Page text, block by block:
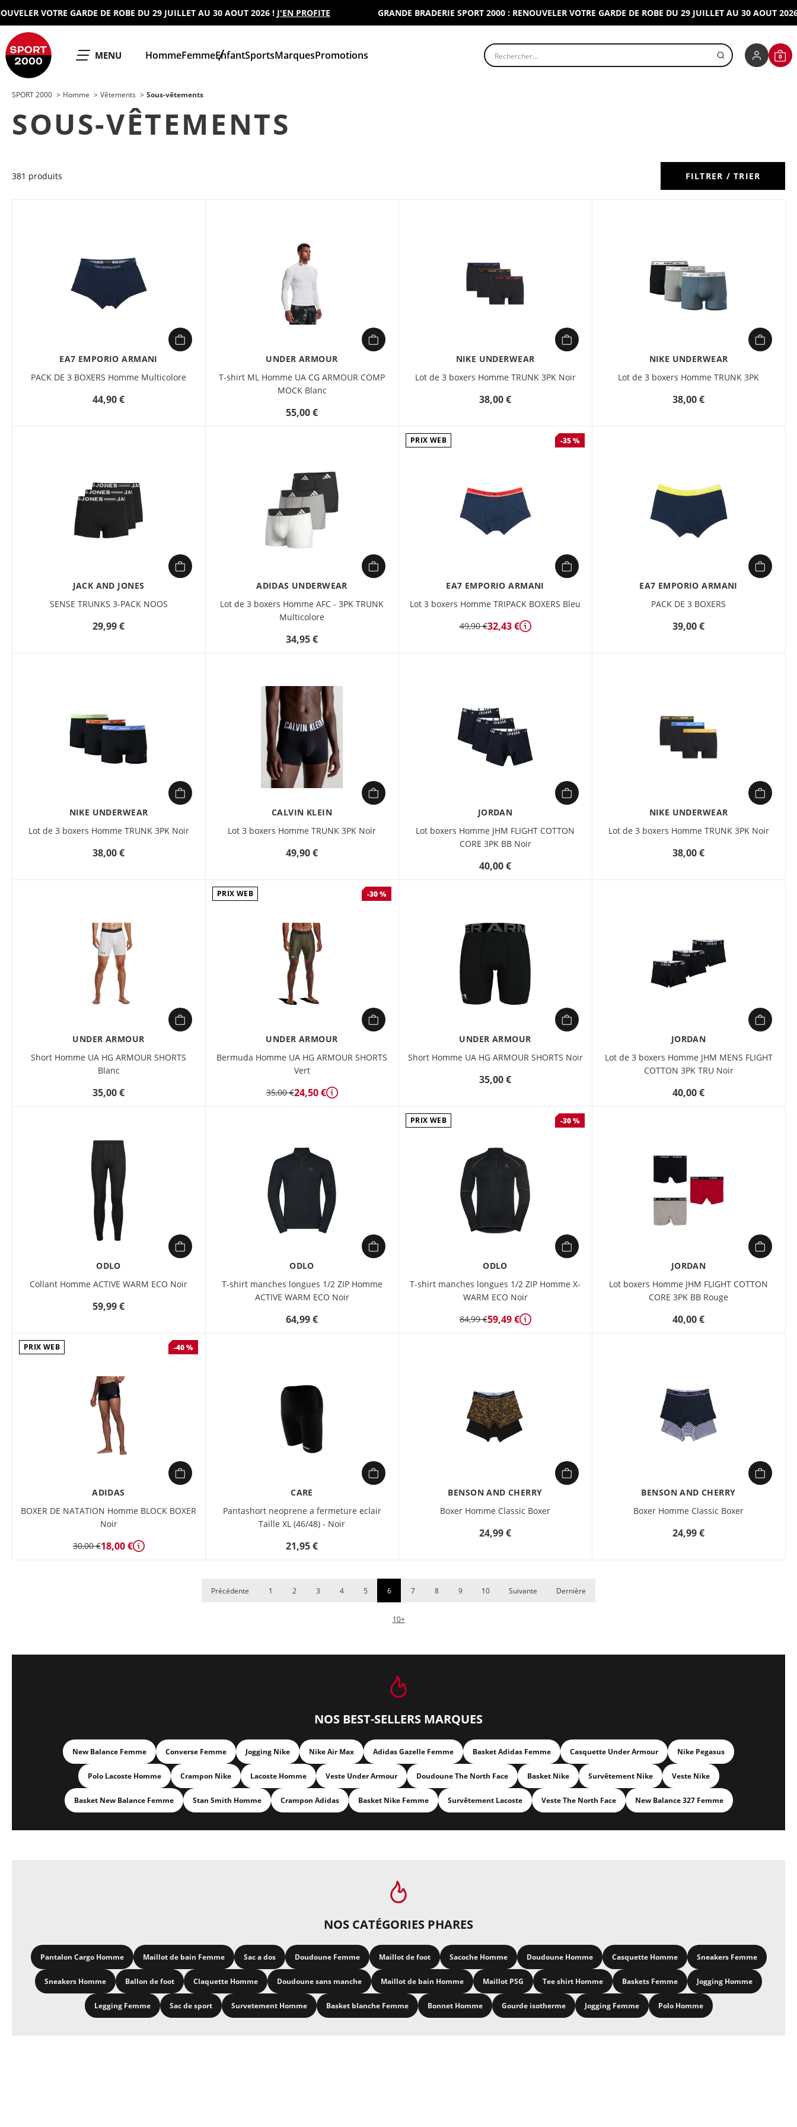
VOTRE GARDE DE ROBE DU 29 JUILLET AU 30 AOUT 2026 !J'EN PROFITE GRANDE BRADERIE SPORT 2000 : RENOUVELER VOTRE GARDE DE ROBE DU 29 JUILLET AU 30 AOUT 2026 !
OUVRIR LE
MENU HommeFemmeEnfantSportsMarquesPromotions Rechercher un produit
CONNEXION
0
SPORT 2000 Homme Vêtements Sous-vêtements
SOUS-VÊTEMENTS
381 produits FILTRER / TRIER
EA7 EMPORIO ARMANI
PACK DE 3 BOXERS Homme Multicolore
44,90 €
UNDER ARMOUR
T-shirt ML Homme UA CG ARMOUR COMP
MOCK Blanc
55,00 €
NIKE UNDERWEAR
Lot de 3 boxers Homme TRUNK 3PK Noir
38,00 €
NIKE UNDERWEAR
Lot de 3 boxers Homme TRUNK 3PK
38,00 €
JACK AND JONES
SENSE TRUNKS 3-PACK NOOS
29,99 €
ADIDAS UNDERWEAR
Lot de 3 boxers Homme AFC - 3PK TRUNK
Multicolore
34,95 €
PRIX WEB -35 %
EA7 EMPORIO ARMANI
Lot 3 boxers Homme TRIPACK BOXERS Bleu
49,90 €32,43 € Détails
EA7 EMPORIO ARMANI
PACK DE 3 BOXERS
39,00 €
NIKE UNDERWEAR
Lot de 3 boxers Homme TRUNK 3PK Noir
38,00 €
CALVIN KLEIN
Lot 3 boxers Homme TRUNK 3PK Noir
49,90 €
JORDAN
Lot boxers Homme JHM FLIGHT COTTON
CORE 3PK BB Noir
40,00 €
NIKE UNDERWEAR
Lot de 3 boxers Homme TRUNK 3PK Noir
38,00 €
UNDER ARMOUR
Short Homme UA HG ARMOUR SHORTS
Blanc
35,00 €
PRIX WEB -30 %
UNDER ARMOUR
Bermuda Homme UA HG ARMOUR SHORTS
Vert
35,00 €24,50 € Détails
UNDER ARMOUR
Short Homme UA HG ARMOUR SHORTS Noir
35,00 €
JORDAN
Lot de 3 boxers Homme JHM MENS FLIGHT
COTTON 3PK TRU Noir
40,00 €
ODLO
Collant Homme ACTIVE WARM ECO Noir
59,99 €
ODLO
T-shirt manches longues 1/2 ZIP Homme
ACTIVE WARM ECO Noir
64,99 €
PRIX WEB -30 %
ODLO
T-shirt manches longues 1/2 ZIP Homme X-
WARM ECO Noir
84,99 €59,49 € Détails
JORDAN
Lot boxers Homme JHM FLIGHT COTTON
CORE 3PK BB Rouge
40,00 €
PRIX WEB -40 %
ADIDAS
BOXER DE NATATION Homme BLOCK BOXER
Noir
30,00 €18,00 € Détails
CARE
Pantashort neoprene a fermeture eclair
Taille XL (46/48) - Noir
21,95 €
BENSON AND CHERRY
Boxer Homme Classic Boxer
24,99 €
BENSON AND CHERRY
Boxer Homme Classic Boxer
24,99 €
Précédente 1 2 3 4 5 6 7 8 9 10 Suivante Dernière
10+
NOS BEST-SELLERS MARQUES
New Balance Femme Converse Femme Jogging Nike Nike Air Max Adidas Gazelle Femme Basket Adidas Femme Casquette Under Armour Nike Pegasus
Polo Lacoste Homme Crampon Nike Lacoste Homme Veste Under Armour Doudoune The North Face Basket Nike Survêtement Nike Veste Nike
Basket New Balance Femme Stan Smith Homme Crampon Adidas Basket Nike Femme Survêtement Lacoste Veste The North Face New Balance 327 Femme
NOS CATÉGORIES PHARES
Pantalon Cargo Homme Maillot de bain Femme Sac a dos Doudoune Femme Maillot de foot Sacoche Homme Doudoune Homme Casquette Homme Sneakers Femme
Sneakers Homme Ballon de foot Claquette Homme Doudoune sans manche Maillot de bain Homme Maillot PSG Tee shirt Homme Baskets Femme Jogging Homme
Legging Femme Sac de sport Survetement Homme Basket blanche Femme Bonnet Homme Gourde isotherme Jogging Femme Polo Homme